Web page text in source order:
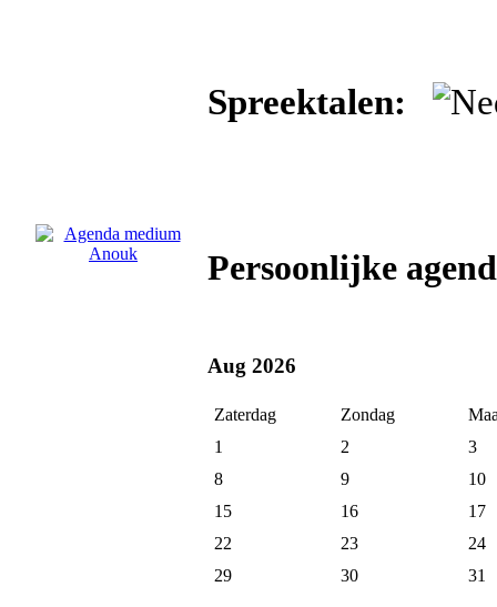
Spreektalen:
Persoonlijke
Aug 2026
Zaterdag Zondag
1
2
3
8
9
10
15
16
17
22
23
24
29
30 31